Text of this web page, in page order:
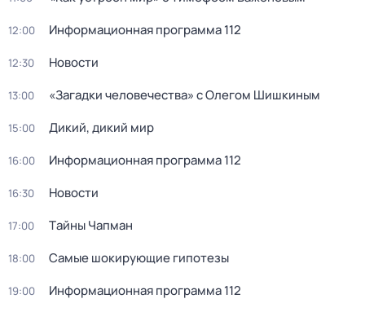
12:00 Информационная программа 112
12:30 Новости
13:00 «Загадки человечества» с Олегом Шишкиным
15:00 Дикий, дикий мир
16:00 Информационная программа 112
16:30 Новости
17:00 Тaйны Чапман
18:00 Самые шoкиpующие гипотезы
19:00 Информационная программа 112